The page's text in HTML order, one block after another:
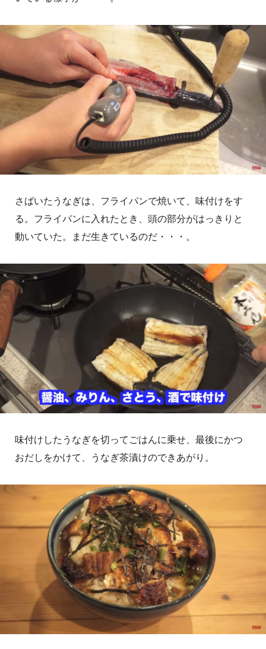
さばいたうなぎは、フライパンで焼いて、味付けをす
る。フライパンに入れたとき、頭の部分がはっきりと
動いていた。まだ生きているのだ・・・。
味付けしたうなぎを切ってごはんに乗せ、最後にかつ
おだしをかけて、うなぎ茶漬けのできあがり。